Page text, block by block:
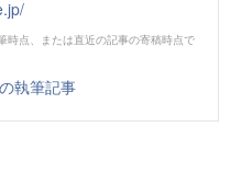
時点、または直近の記事の寄稿時点で
執筆記事